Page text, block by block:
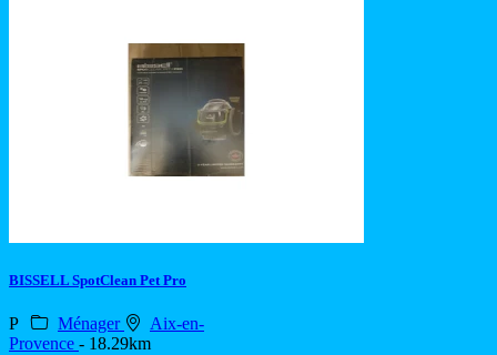
BISSELL SpotClean Pet Pro
P Ménager
Aix-en-
Provence - 18.29km